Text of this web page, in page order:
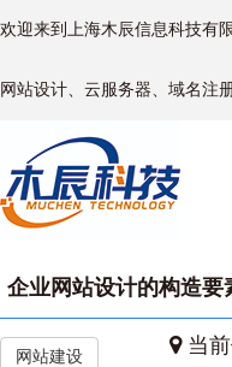
欢迎来到上海木辰信息科技有
网站设计、云服务器、域名注
企业网站设计的构造要
当前
网站建设